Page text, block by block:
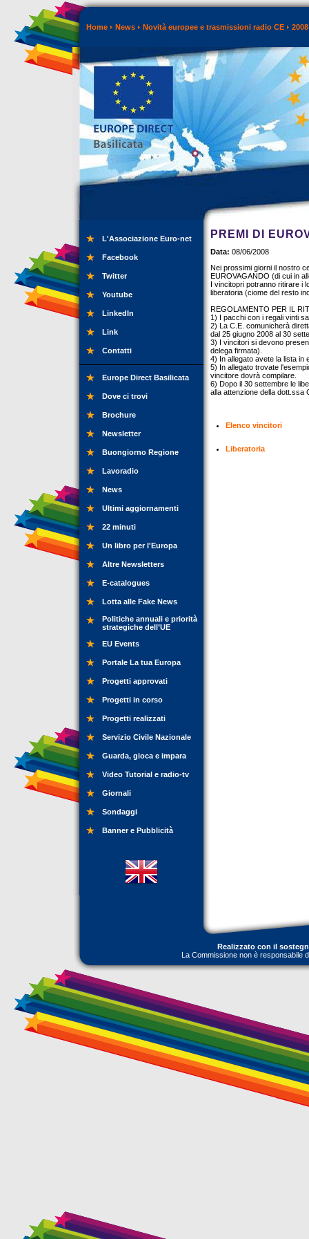
Home News Novità europee e trasmissioni radio CE 2008
L'Associazione Euro-net
Facebook
Twitter
Youtube
LinkedIn
Link
Contatti
Europe Direct Basilicata
Dove ci trovi
Brochure
Newsletter
Buongiorno Regione
Lavoradio
News
Ultimi aggiornamenti
22 minuti
Un libro per l'Europa
Altre Newsletters
E-catalogues
Lotta alle Fake News
Politiche annuali e priorità
strategiche dell’UE
EU Events
Portale La tua Europa
Progetti approvati
Progetti in corso
Progetti realizzati
Servizio Civile Nazionale
Guarda, gioca e impara
Video Tutorial e radio-tv
Giornali
Sondaggi
Banner e Pubblicità
PREMI DI
Data: 08/06/2008
Nei prossimi giorni il nostro
EUROVAGANDO (di cui in
I vincitopri potranno ritirare i
liberatoria (ciome del resto
REGOLAMENTO PER IL
1) I pacchi con i regali vinti
2) La C.E. comunicherà
dal 25 giugno 2008 al 30
3) I vincitori si devono
delega firmata).
4) In allegato avete la lista in
5) In allegato trovate
vincitore dovrà compilare.
6) Dopo il 30 settembre le
alla attenzione della dott.ssa
Elenco vincitori
Liberatoria
Realizzato con il
La Commissione non è responsabile